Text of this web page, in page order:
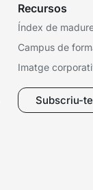
Recursos
Índex de
Campus de
Imatge
Subscriu-